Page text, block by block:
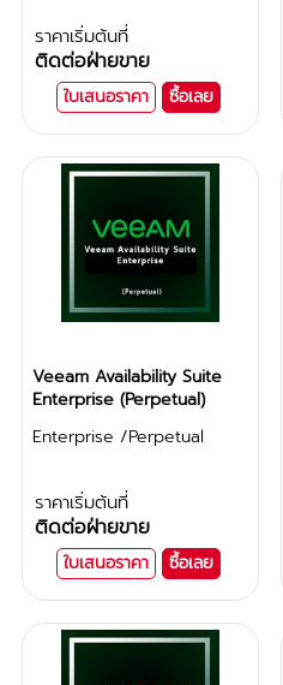
ราคาเริ่มต้นที่
ติดต่อฝ่ายขาย
ใบเสนอราคา ซื้อเลย
Veeam Availability Suite
Enterprise (Perpetual)
Enterprise /Perpetual
ราคาเริ่มต้นที่
ติดต่อฝ่ายขาย
ใบเสนอราคา ซื้อเลย